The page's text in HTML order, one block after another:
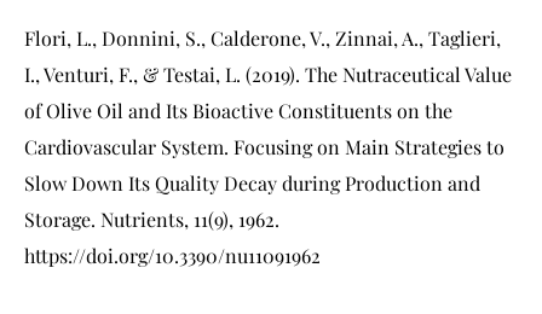
Flori, L., Donnini, S., Calderone, V., Zinnai, A., Taglieri,
I., Venturi, F., & Testai, L. (2019). The Nutraceutical Value
of Olive Oil and Its Bioactive Constituents on the
Cardiovascular System. Focusing on Main Strategies to
Slow Down Its Quality Decay during Production and
Storage. Nutrients, 11(9), 1962.
https://doi.org/10.3390/nu11091962